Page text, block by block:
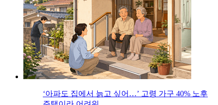
‘아파도 집에서 늙고 싶어…’ 고령 가구 40% 노후